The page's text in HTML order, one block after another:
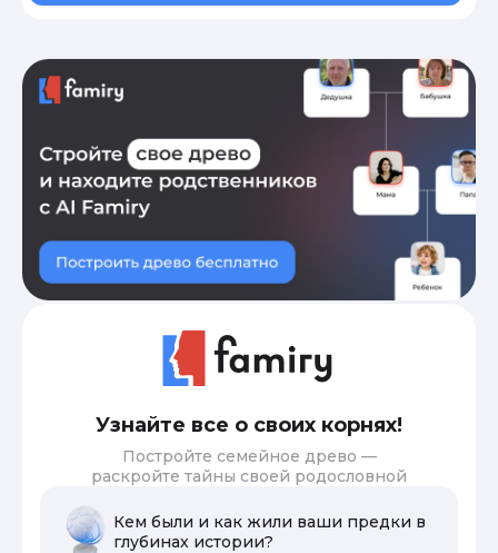
Узнайте все о своих корнях!
Постройте семейное древо —
раскройте тайны своей родословной
Кем были и как жили ваши предки в
глубинах истории?